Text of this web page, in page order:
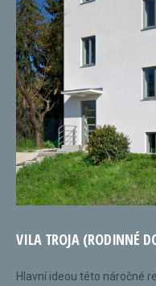
VILA TROJA (RODINNÉ
Hlavní ideou této náročné